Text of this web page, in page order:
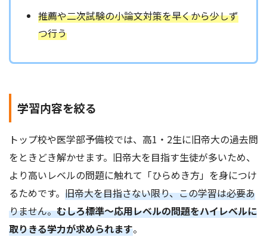
推薦や二次試験の小論文対策を早くから少しず
つ行う
学習内容を絞る
トップ校や医学部予備校では、高1・2生に旧帝大の過去問
をときどき解かせます。旧帝大を目指す生徒が多いため、
より高いレベルの問題に触れて「ひらめき方」を身につけ
るためです。 旧帝大を目指さない限り、この学習は必要あ
りません。むしろ標準～応用レベルの問題をハイレベルに
取りきる学力が求められます。